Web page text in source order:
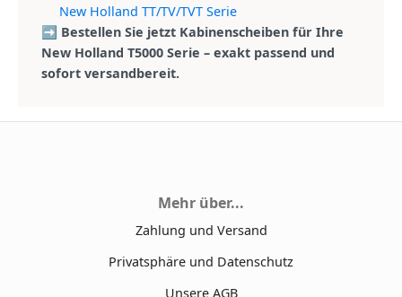
New Holland TT/TV/TVT Serie
➡️ Bestellen Sie jetzt Kabinenscheiben für Ihre
New Holland T5000 Serie – exakt passend und
sofort versandbereit.
Mehr über...
Zahlung und Versand
Privatsphäre und Datenschutz
Unsere AGB